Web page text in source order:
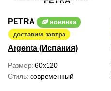
PETRA
новинка
доставим завтра
Argenta (Испания)
Размер 60x120
Стиль современный